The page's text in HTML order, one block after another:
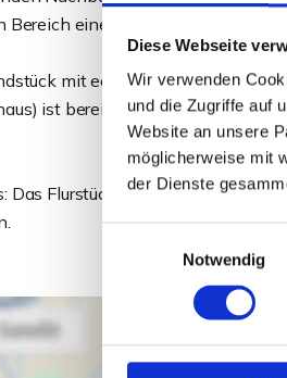
Diese Webseite
Wir verwenden
und die Zugriffe auf
Website an unsere
möglicherweise mit
der Dienste
Notwendig
Bereich eine erweiterte Nutzung
mit echtem Potenzial -
ist bereits abgerissen, sodass
Das Flurstück wird noch geteilt